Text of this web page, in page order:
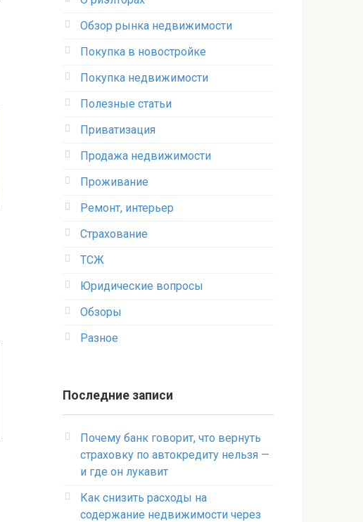
Обзор рынка недвижимости
Покупка в новостройке
Покупка недвижимости
Полезные статьи
Приватизация
Продажа недвижимости
Проживание
Ремонт, интерьер
Страхование
ТСЖ
Юридические вопросы
Обзоры
Разное
Последние записи
Почему банк говорит, что вернуть
страховку по автокредиту нельзя —
и где он лукавит
Как снизить расходы на
содержание недвижимости через